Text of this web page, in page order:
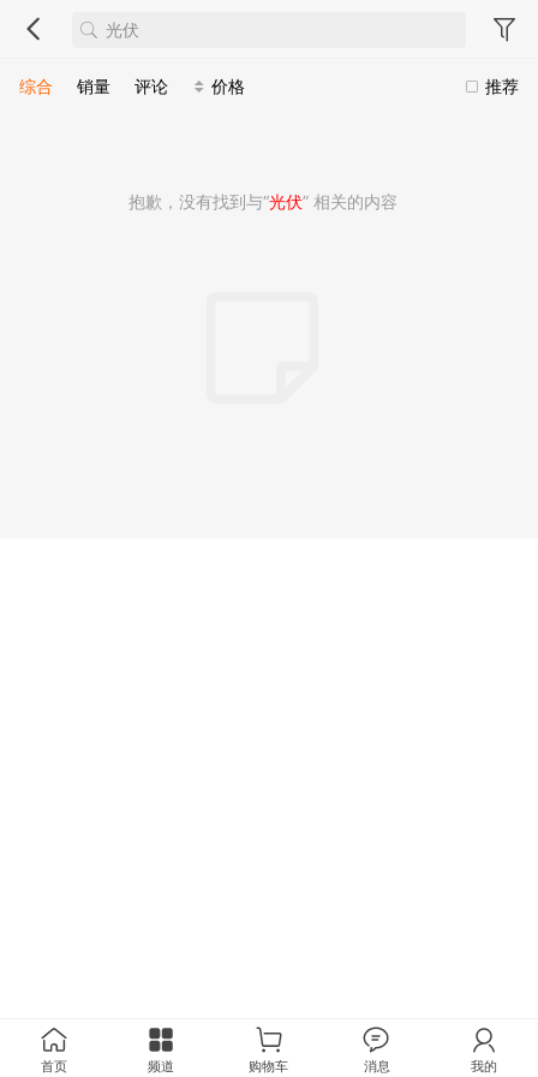
推荐
综合 销量 评论 价格
抱歉，没有找到与“光伏” 相关的内容
首页 频道 购物车 消息 我的